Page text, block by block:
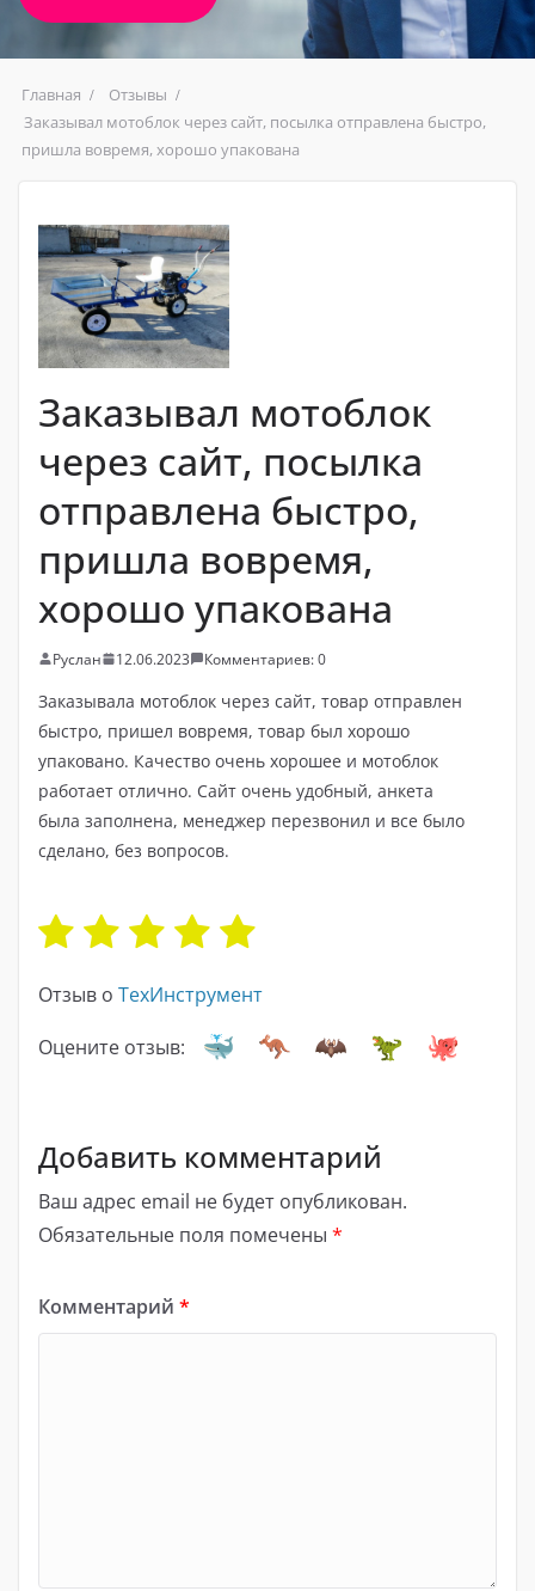
Главная
Отзывы
Заказывал мотоблок через сайт, посылка отправлена ​​быстро,
пришла вовремя, хорошо упакована
Заказывал мотоблок
через сайт, посылка
отправлена ​​быстро,
пришла вовремя,
хорошо упакована
Руслан 12.06.2023 Комментариев: 0
Заказывала мотоблок через сайт, товар отправлен
быстро, пришел вовремя, товар был хорошо
упаковано. Качество очень хорошее и мотоблок
работает отлично. Сайт очень удобный, анкета
была заполнена, менеджер перезвонил и все было
сделано, без вопросов.
Отзыв о ТехИнструмент
Оцените отзыв:
Добавить комментарий
Ваш адрес email не будет опубликован.
Обязательные поля помечены *
Комментарий *